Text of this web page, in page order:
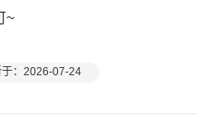
~
：2026-07-24